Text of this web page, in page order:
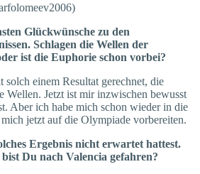
Glückwünsche zu den
Schlagen die Wellen der
ist die Euphorie schon vorbei?
einem Resultat gerechnet, die
Wellen. Jetzt ist mir inzwischen bewusst
Aber ich habe mich schon wieder in die
jetzt auf die Olympiade vorbereiten.
Ergebnis nicht erwartet hattest.
Du nach Valencia gefahren?